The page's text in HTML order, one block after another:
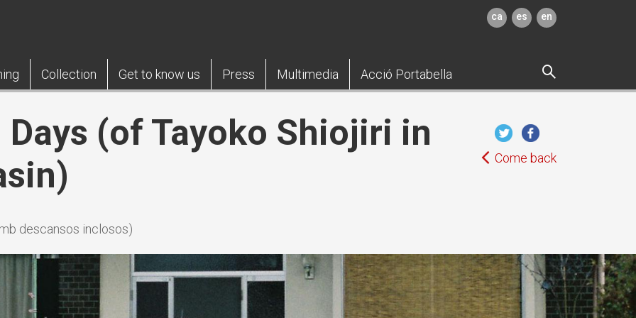
ca es en
Collection Get to know us Press Multimedia Acció Portabella
Days (of Tayoko Shiojiri in
descansos inclosos)
Come back